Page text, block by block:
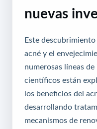
nuevas
Este
acné y el
numerosas líneas
científicos están
los beneficios del
desarrollando
mecanismos de